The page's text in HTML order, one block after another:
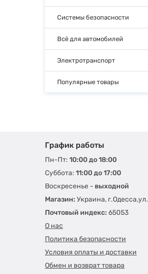
Системы безопасности
Всё для автомобилей
Электротранспорт
Популярные товары
График работы
Пн-Пт: 10:00 до 18:00
Суббота: 11:00 до 17:00
Воскресенье - выходной
Магазин: Украина,
Почтовый индекс: 65053
О нас
Политика безопасности
Условия оплаты и доставки
Обмен и возврат товара